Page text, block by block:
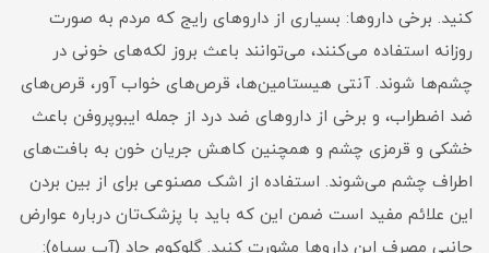
کنید. برخی داروها: بسیاری از دارو‌های رایج که مردم به صورت
روزانه استفاده می‌کنند، می‌توانند باعث بروز لکه‌های خونی در
چشم‌ها شوند. آنتی هیستامین‌ها، قرص‌های خواب آور، قرص‌های
ضد اضطراب، و برخی از دارو‌های ضد درد از جمله ایبوپروفن باعث
خشکی و قرمزی چشم و همچنین کاهش جریان خون به بافت‌های
اطراف چشم می‌شوند. استفاده از اشک مصنوعی برای از بین بردن
این علائم مفید است ضمن این که باید با پزشک‌تان درباره عوارض